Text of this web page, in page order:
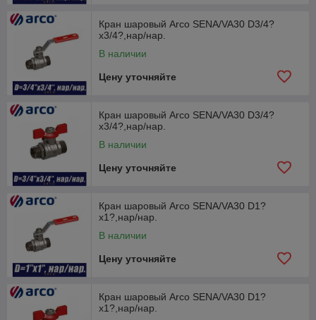
Кран шаровый Arco SENA/VA30 D3/4?
x3/4?,нар/нар.
В наличии
Цену уточняйте
Кран шаровый Arco SENA/VA30 D3/4?
x3/4?,нар/нар.
В наличии
Цену уточняйте
Кран шаровый Arco SENA/VA30 D1?
x1?,нар/нар.
В наличии
Цену уточняйте
Кран шаровый Arco SENA/VA30 D1?
x1?,нар/нар.